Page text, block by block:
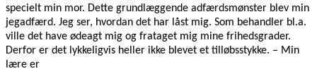
specielt min mor. Dette grundlæggende adfærdsmønster blev min
jegadfærd. Jeg ser, hvordan det har låst mig. Som behandler bl.a.
ville det have ødeagt mig og frataget mig mine frihedsgrader.
Derfor er det lykkeligvis heller ikke blevet et tilløbsstykke. – Min
lære er